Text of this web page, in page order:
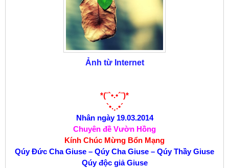
Ảnh từ Internet
*(¨`•.•´¨)*
`•.¸.•´
Nhân ngày 19.03.2014
Chuyên đề Vườn Hồng
Kính Chúc Mừng Bổn Mạng
Qúy Đức Cha Giuse – Qúy Cha Giuse – Qúy Thầy Giuse
Qúy độc giả Giuse